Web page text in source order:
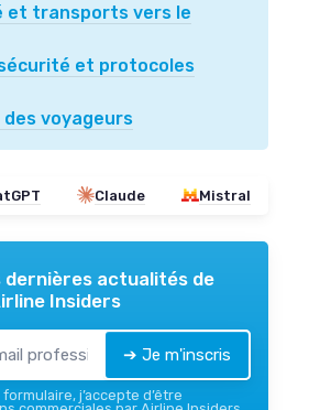
et transports vers le
et protocoles
des voyageurs
Claude Mistral
dernières actualités de
Insiders
➔ Je m'inscris
j’accepte d’être